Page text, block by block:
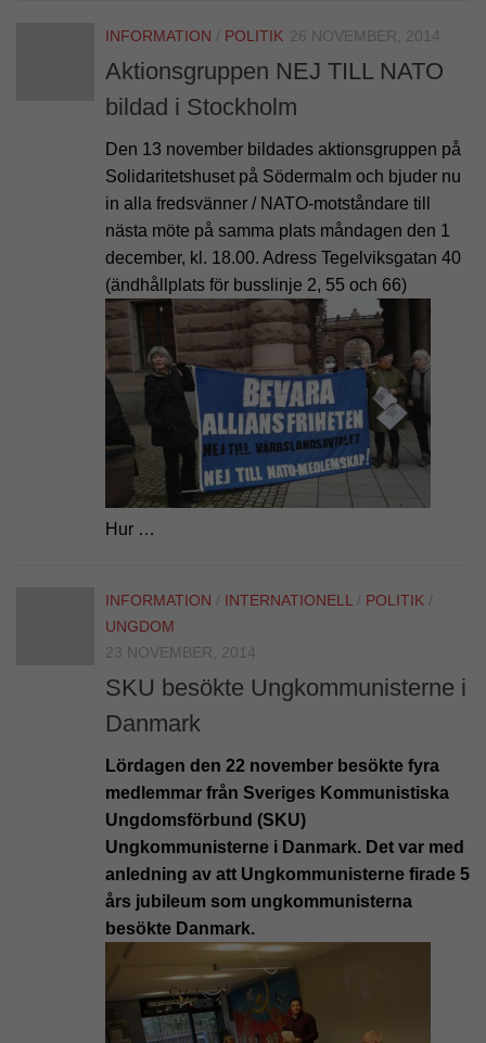
INFORMATION / POLITIK 26 NOVEMBER, 2014
Aktionsgruppen NEJ TILL NATO
bildad i Stockholm
Den 13 november bildades aktionsgruppen på
Solidaritetshuset på Södermalm och bjuder nu
in alla fredsvänner / NATO-motståndare till
nästa möte på samma plats måndagen den 1
december, kl. 18.00. Adress Tegelviksgatan 40
(ändhållplats för busslinje 2, 55 och 66)
Hur …
INFORMATION / INTERNATIONELL / POLITIK /
UNGDOM
23 NOVEMBER, 2014
SKU besökte Ungkommunisterne i
Danmark
Lördagen den 22 november besökte fyra
medlemmar från Sveriges Kommunistiska
Ungdomsförbund (SKU)
Ungkommunisterne i Danmark. Det var med
anledning av att Ungkommunisterne firade 5
års jubileum som ungkommunisterna
besökte Danmark.